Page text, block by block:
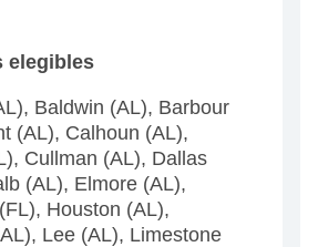
elegibles
Baldwin (AL), Barbour
(AL), Calhoun (AL),
Cullman (AL), Dallas
(AL), Elmore (AL),
Houston (AL),
Lee (AL), Limestone